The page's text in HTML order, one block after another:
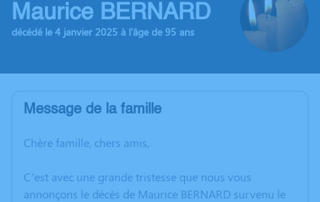
Maurice BERNARD
décédé le 4 janvier 2025 à l'âge de 95 ans
Message de la famille
Chère famille, chers amis,
C’est avec une grande tristesse que nous vous
annonçons le décès de Maurice BERNARD survenu le